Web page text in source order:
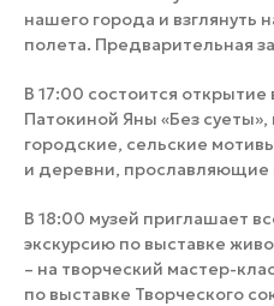
нашего города и взглянуть
полета. Предварительная
В 17:00 состоится
Патокиной Яны «Без
городские, сельские
и деревни, прославляющие
В 18:00 музей приглашает
экскурсию по выставке
– на творческий мастер-
по выставке Творческого